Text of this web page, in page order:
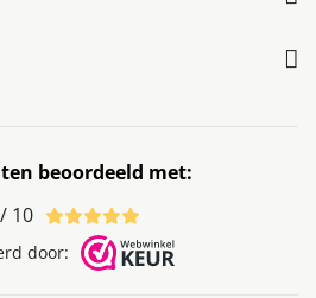
beoordeeld met:
/ 10
door: